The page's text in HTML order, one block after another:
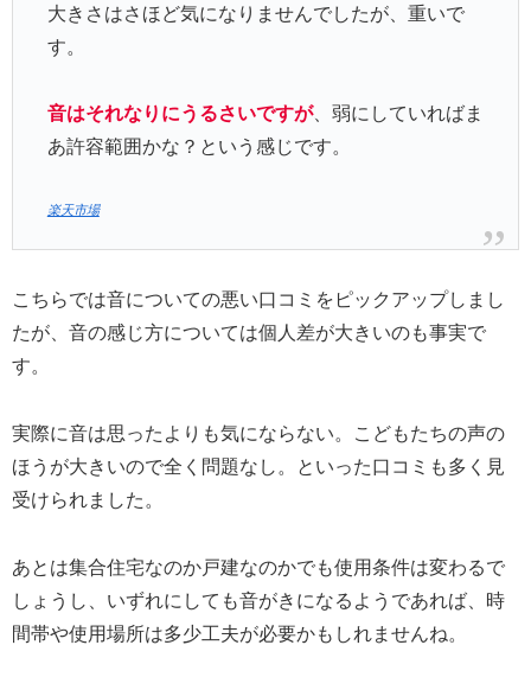
大きさはさほど気になりませんでしたが、重いで
す。
音はそれなりにうるさいですが、弱にしていればま
あ許容範囲かな？という感じです。
楽天市場
こちらでは音についての悪い口コミをピックアップしまし
たが、音の感じ方については個人差が大きいのも事実で
す。
実際に音は思ったよりも気にならない。こどもたちの声の
ほうが大きいので全く問題なし。といった口コミも多く見
受けられました。
あとは集合住宅なのか戸建なのかでも使用条件は変わるで
しょうし、いずれにしても音がきになるようであれば、時
間帯や使用場所は多少工夫が必要かもしれませんね。